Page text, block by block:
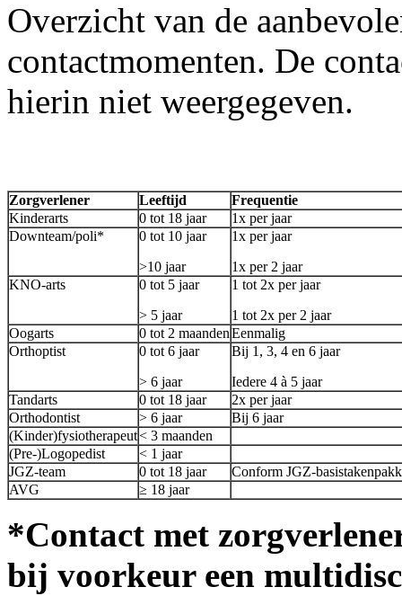
Overzicht van de
contactmomenten. De
hierin niet weergegeven.
Zorgverlener Leeftijd
Frequentie
Kinderarts
0 tot 18 jaar
1x per jaar
Downteam/poli*
0 tot 10 jaar
>10 jaar
1x per jaar
1x per 2 jaar
KNO-arts
0 tot 5 jaar
> 5 jaar
1 tot 2x per jaar
1 tot 2x per 2 jaar
Oogarts
0 tot 2 maandenEenmalig
Orthoptist
0 tot 6 jaar
> 6 jaar
Bij 1, 3, 4 en 6 jaar
Iedere 4 à 5 jaar
Tandarts
0 tot 18 jaar
2x per jaar
Orthodontist
> 6 jaar
Bij 6 jaar
(Kinder)fysiotherapeut< 3 maanden
(Pre-)Logopedist
< 1 jaar
JGZ-team
0 tot 18 jaar
Conform JGZ-
AVG
≥ 18 jaar
*Contact met
bij voorkeur een